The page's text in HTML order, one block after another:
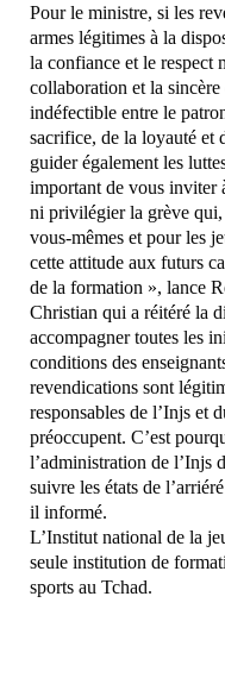
Pour le ministre, si les
armes légitimes à la
la confiance et le respect
collaboration et la
indéfectible entre le
sacrifice, de la loyauté et
guider également les
important de vous inviter
ni privilégier la grève qui,
vous-mêmes et pour les
cette attitude aux futurs
de la formation », lance
Christian qui a réitéré la
accompagner toutes les
conditions des
revendications sont
responsables de l’Injs et
préoccupent. C’est
l’administration de l’Injs
suivre les états de
il informé.
L’Institut national de la
seule institution de
sports au Tchad.